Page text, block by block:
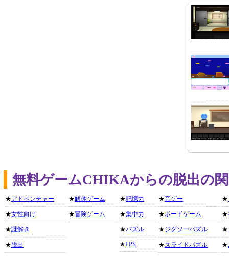
無料ゲームCHIKAからの脱出の
★アドベンチャー
★女性向け
★謎解き
★ 脱出
★解体ゲーム
★冒険ゲーム
★記憶力
★集中力
★パズル
★FPS
★音ゲー
★ボードゲーム
★ジグソーパズル
★スライドパズル
★
★
★
★